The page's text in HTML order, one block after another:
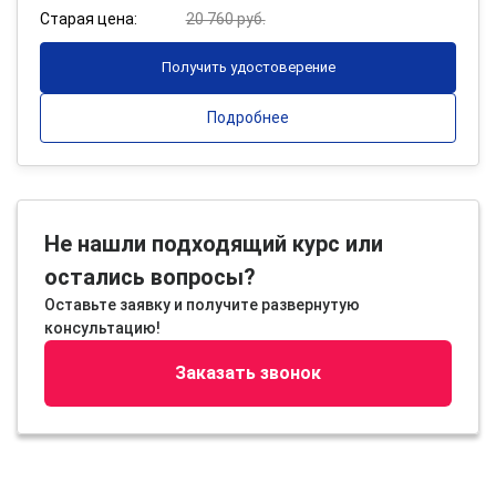
Старая цена:
20 760 руб.
Получить удостоверение
Подробнее
Не нашли подходящий курс или
остались вопросы?
Оставьте заявку и получите развернутую
консультацию!
Заказать звонок